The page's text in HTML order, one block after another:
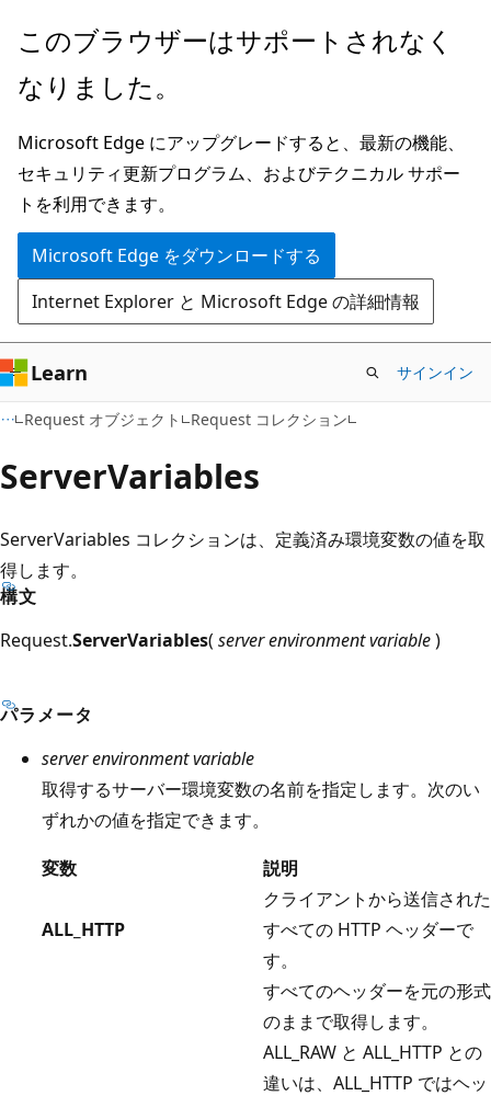
メ
ン
ン
テ
ン
ツ
に
ス
キ
ッ
プ
このブラウザーはサポートされなく
なりました。
Microsoft Edge にアップグレードすると、最新の機能、
セキュリティ更新プログラム、およびテクニカル サポー
トを利用できます。
Microsoft Edge をダウンロードする
Internet Explorer と Microsoft Edge の詳細情報
Learn サインイン
Request オブジェクト Request コレクション
ServerVariables
ServerVariables コレクションは、定義済み環境変数の値を取
得します。
構文
Request.ServerVariables( server environment variable)
パラメータ
server environment variable
取得するサーバー環境変数の名前を指定します。次のい
ずれかの値を指定できます。
変数
説明
ALL_HTTP
クライアントから送信された
すべての HTTP ヘッダーで
す。
すべてのヘッダーを元の形式
のままで取得します。
ALL_RAW と ALL_HTTP との
違いは、ALL_HTTP ではヘッ